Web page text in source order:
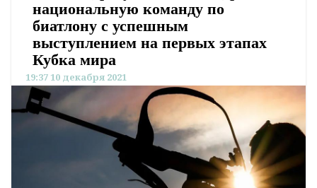
национальную команду по
биатлону с успешным
выступлением на первых этапах
Кубка мира
19:37 10 декабря 2021